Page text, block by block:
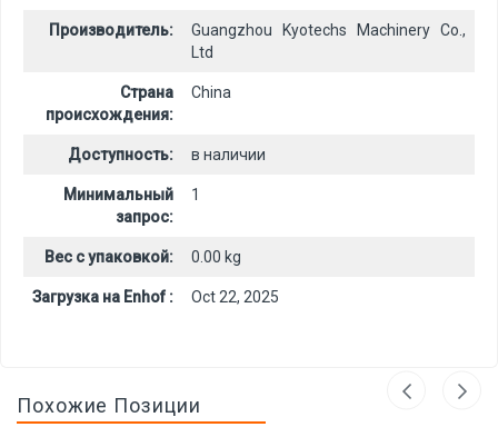
Производитель:
Guangzhou Kyotechs Machinery Co.,
Ltd
Страна
происхождения:
China
Доступность: в наличии
Минимальный
запрос:
1
Вес с упаковкой: 0.00 kg
Загрузка на Enhof : Oct 22, 2025
Похожие Позиции